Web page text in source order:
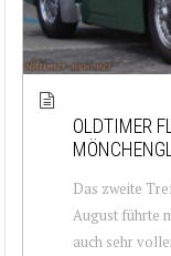
OLDTIMER
Das zweite
August führte
auch sehr